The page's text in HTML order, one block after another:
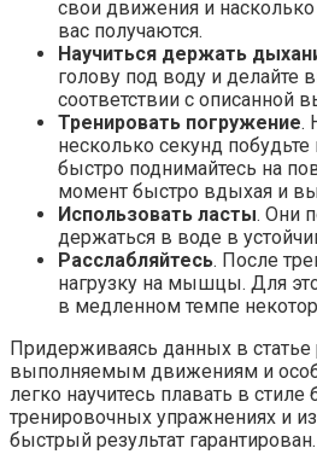
свои движения и
вас получаются.
Научиться держать
голову под воду и делайте
соответствии с описанной
Тренировать погружение.
несколько секунд
быстро поднимайтесь на
момент быстро вдыхая и
Использовать ласты. Они
держаться в воде в
Расслабляйтесь. После
нагрузку на мышцы. Для
в медленном темпе
Придерживаясь данных в
выполняемым движениям и
легко научитесь плавать в стиле
тренировочных упражнениях и
быстрый результат гарантирован.